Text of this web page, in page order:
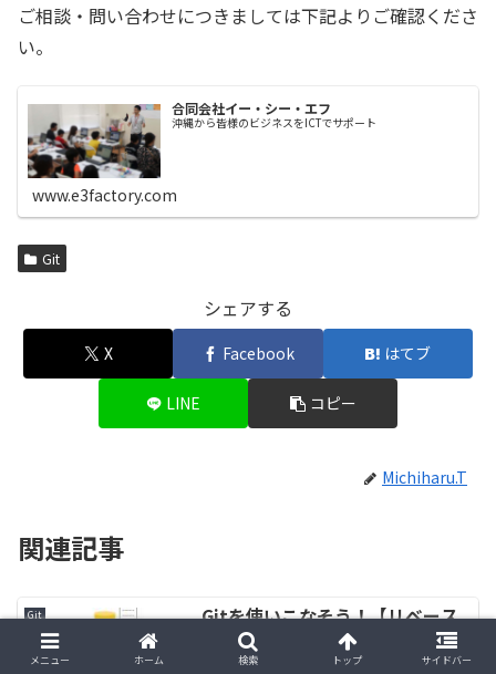
ご相談・問い合わせにつきましては下記よりご確認くださ
い。
合同会社イー・シー・エフ
沖縄から皆様のビジネスをICTでサポート
www.e3factory.com
Git
シェアする
X Facebook はてブ
LINE コピー
Michiharu.T
関連記事
Git
Gitを使いこなそう！【リベース
こんにちは、ECF Techブログ担当
メニュー ホーム 検索 トップ サイドバー